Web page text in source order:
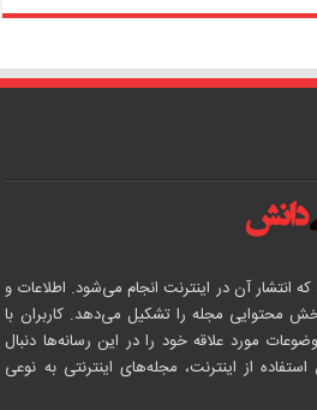
انتشار آن در اینترنت انجام می‌شود. اطلاعات و
محتوایی مجله را تشکیل می‌دهد. کاربران با
مورد علاقه خود را در این رسانه‌ها دنبال
از اینترنت، مجله‌های اینترنتی به نوعی